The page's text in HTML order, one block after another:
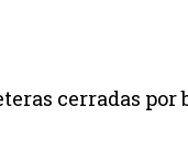
cerradas